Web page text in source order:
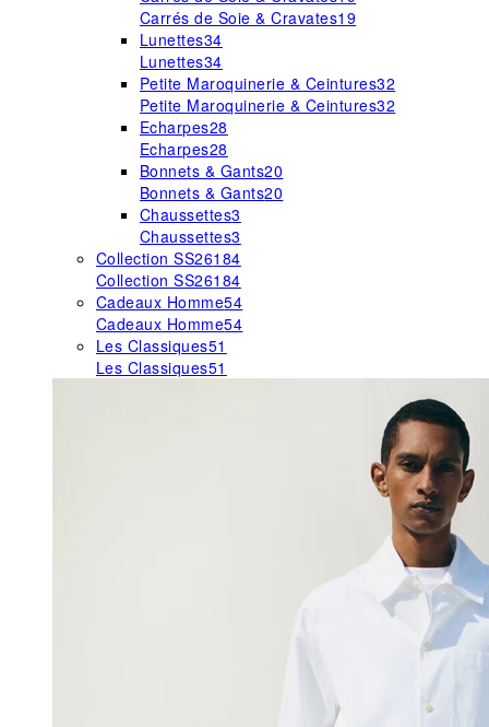
Carrés de Soie & Cravates19
Lunettes34
Lunettes34
Petite Maroquinerie & Ceintures32
Petite Maroquinerie & Ceintures32
Echarpes28
Echarpes28
Bonnets & Gants20
Bonnets & Gants20
Chaussettes3
Chaussettes3
Collection SS26184
Collection SS26184
Cadeaux Homme54
Cadeaux Homme54
Les Classiques51
Les Classiques51